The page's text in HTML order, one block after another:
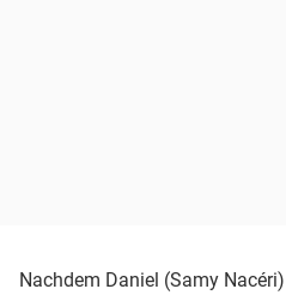
Nachdem Daniel (Samy